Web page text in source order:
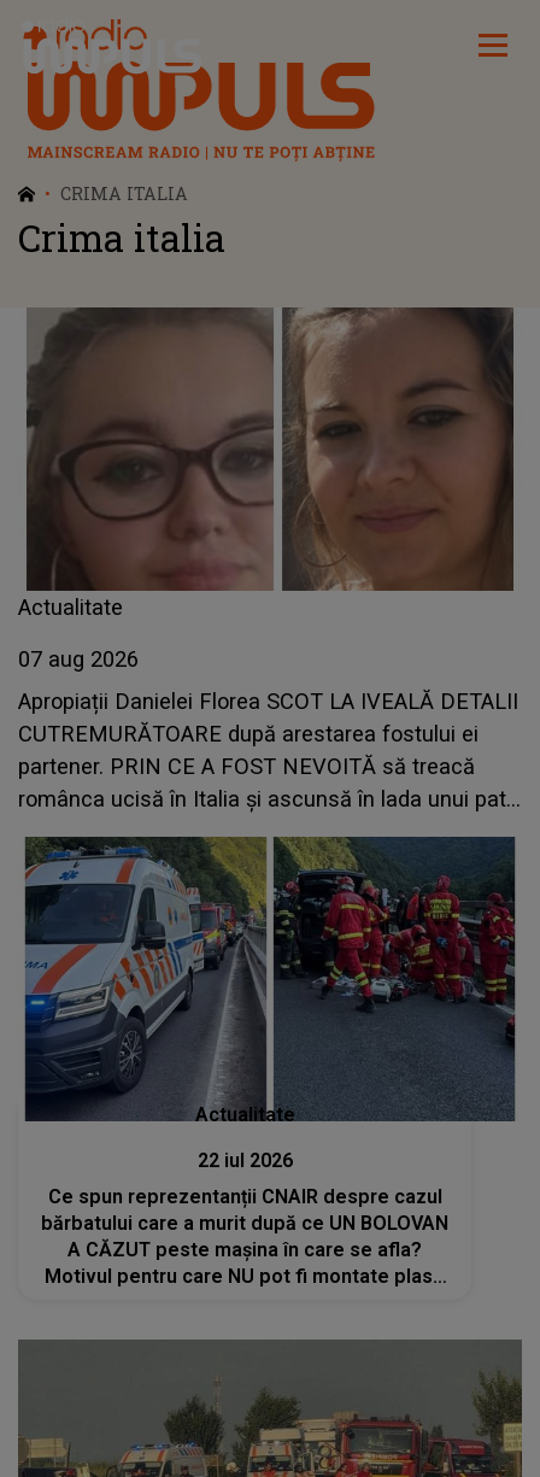
Radio Impuls
CRIMA ITALIA
Crima italia
Actualitate
07 aug 2026
Apropiații Danielei Florea SCOT LA IVEALĂ DETALII
CUTREMURĂTOARE după arestarea fostului ei
partener. PRIN CE A FOST NEVOITĂ să treacă
românca ucisă în Italia și ascunsă în lada unui pat:
" Îmi pare rău că nu am reușit să fac mai mult
pentru ea și..."
Actualitate
22 iul 2026
Ce spun reprezentanții CNAIR despre cazul
bărbatului care a murit după ce UN BOLOVAN
A CĂZUT peste mașina în care se afla?
Motivul pentru care NU pot fi montate plase